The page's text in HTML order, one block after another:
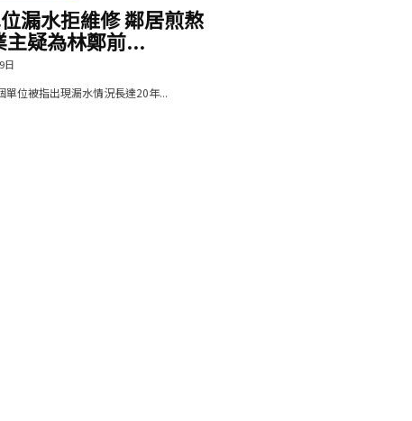
漏水拒維修 鄰居煎熬
主疑為林鄭前...
日
單位被指出現漏水情況長達20年...